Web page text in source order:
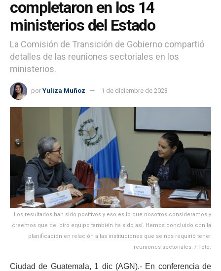
completaron en los 14
ministerios del Estado
La Comisión de Transición de Gobierno compartió
detalles de las reuniones sectoriales en los
ministerios.
por Yuliza Muñoz 1 de diciembre de 2023
Los resultados han sido positivos y eso es lo que nosotros consideramos y
creemos que del otro equipo también ha sido así. Hemos concluido con la
planificación en relación a las instituciones que se nos requirió tener
reuniones sectoriales. / Foto:
Ciudad de Guatemala, 1 dic (AGN).- En conferencia de